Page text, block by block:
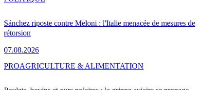
Sánchez riposte contre Meloni : l'Italie menacée de mesures de
rétorsion
07.08.2026
PROAGRICULTURE & ALIMENTATION